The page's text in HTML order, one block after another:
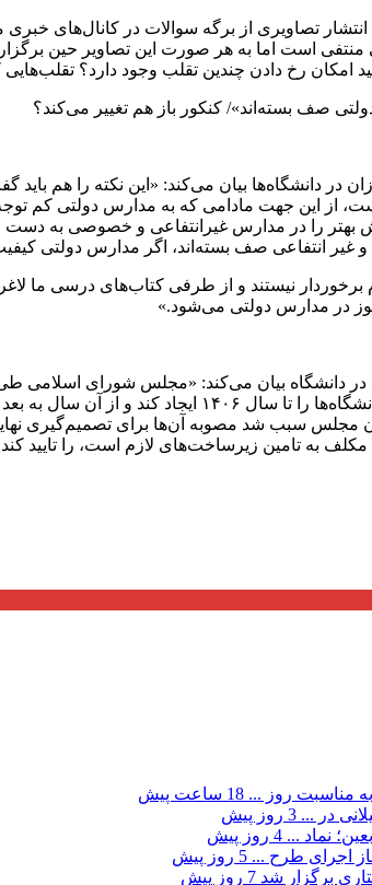
تصاویری از برگه سوالات در کانال‌های
است اما به هر صورت این تصاویر حین
امکان رخ دادن چندین تقلب وجود دارد؟ تقلب‌هایی
صف بسته‌اند»/ کنکور باز هم تغییر می‌کند؟
در دانشگاه‌ها بیان می‌کند: «این نکته را هم
از این جهت مادامی که به مدارس دولتی کم
را در مدارس غیرانتفاعی و خصوصی به
غیر انتفاعی صف بسته‌اند، اگر مدارس دولتی
برخوردار نیستند و از طرفی کتاب‌های
در مدارس دولتی می‌شود.»
در دانشگاه بیان می‌کند: «مجلس شورای
مجلس سبب شد مصوبه آن‌ها برای
مناسبت روز ... 18 ساعت پیش
در ... 3 روز پیش
نماد ... 4 روز پیش
اجرای طرح ... 5 روز پیش
برگزار شد 7 روز پیش